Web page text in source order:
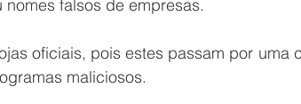
falsos de empresas.
oficiais, pois estes passam por uma
maliciosos.